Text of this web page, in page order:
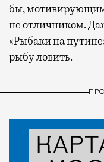
бы,
не отличником.
«Рыбаки на
рыбу ловить.